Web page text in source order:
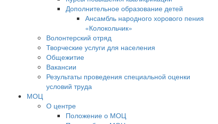
Дополнительное образование детей
Ансамбль народного хорового пения
«Колокольчик»
Волонтерский отряд
Творческие услуги для населения
Общежитие
Вакансии
Результаты проведения специальной оценки
условий труда
МОЦ
О центре
Положение о МОЦ